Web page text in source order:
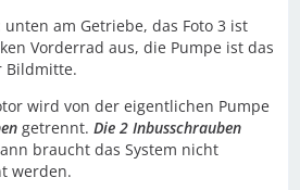
am Getriebe, das Foto 3 ist
Vorderrad aus, die Pumpe ist das
Bildmitte.
wird von der eigentlichen Pumpe
getrennt. Die 2 Inbusschrauben
braucht das System nicht
werden.